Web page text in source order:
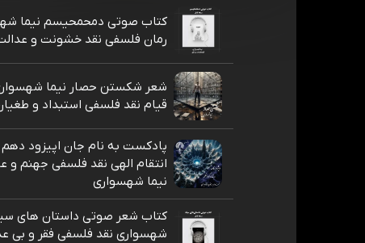
کتاب صوتی دمحمحیسم نیما
رمان فلسفی نقد خشونت و
شعر شکستن حصار نیما
قیام نقد فلسفی استبداد و
پادکست به نام جان اپیزود
انتقام الهی نقد فلسفی جهنم و
نیما شهسواری
کتاب شعر صوتی داستان های
شهسواری نقد فلسفی فقر و بی